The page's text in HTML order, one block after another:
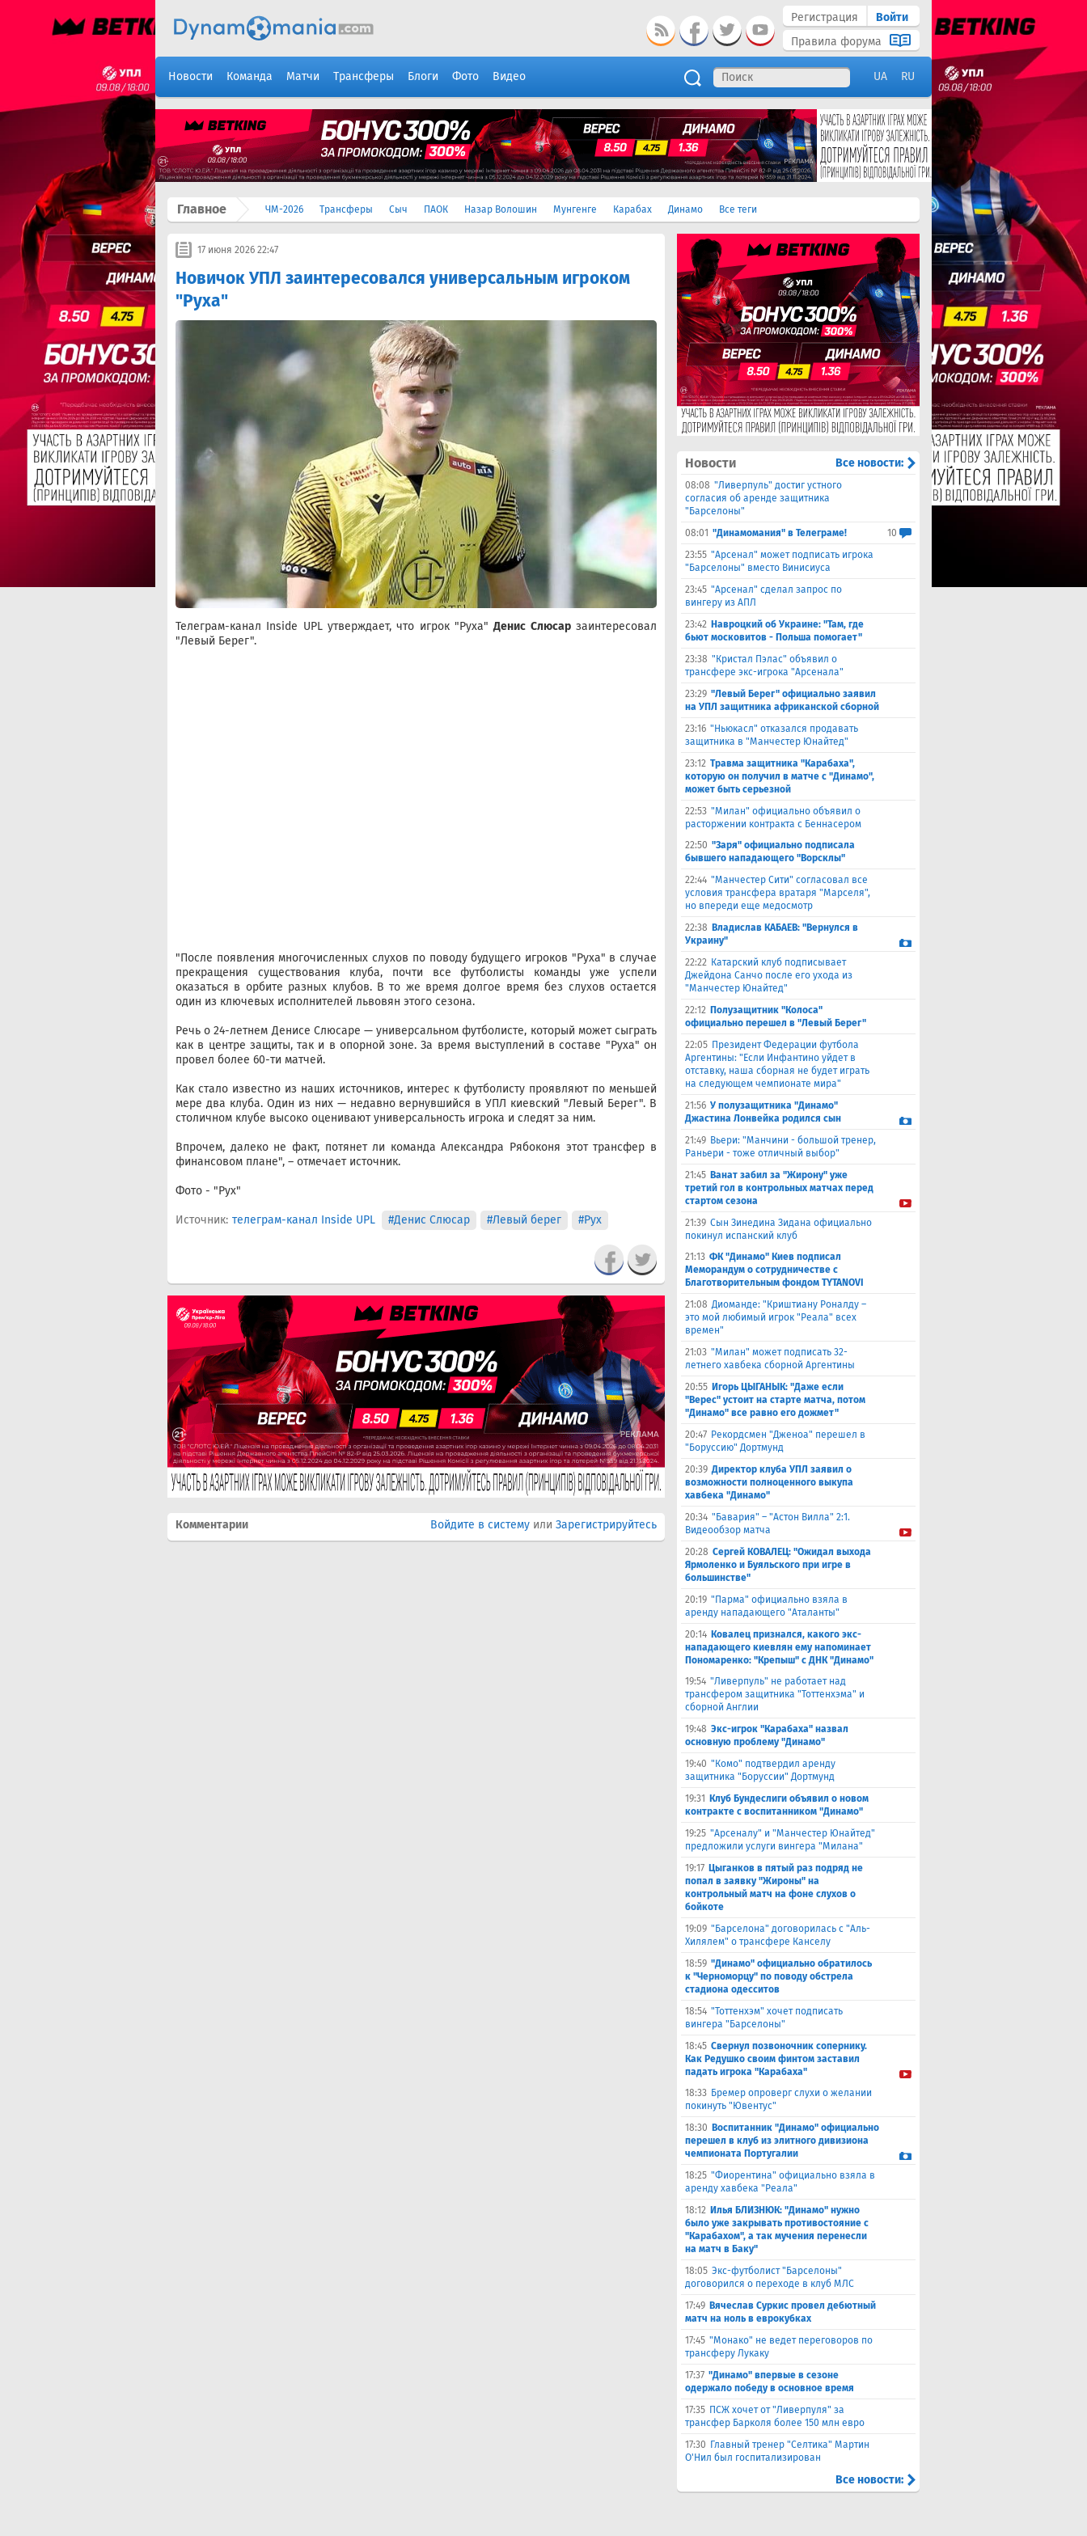
Регистрация
Войти
Правила форума
Новости Команда Матчи Трансферы Блоги Фото Видео UA RU
Главное ЧМ-2026 Трансферы Сыч ПАОК Назар Волошин Мунгенге Карабах Динамо Все теги
17 июня 2026 22:47
Новичок УПЛ заинтересовался универсальным игроком
"Руха"
Телеграм-канал Inside UPL утверждает, что игрок "Руха"Денис Слюсарзаинтересовал
"Левый Берег".
"После появления многочисленных слухов по поводу будущего игроков "Руха" в случае
прекращения существования клуба, почти все футболисты команды уже успели
оказаться в орбите разных клубов. В то же время долгое время без слухов остается
один из ключевых исполнителей львовян этого сезона.
Речь о 24-летнем Денисе Слюсаре — универсальном футболисте, который может сыграть
как в центре защиты, так и в опорной зоне. За время выступлений в составе "Руха" он
провел более 60-ти матчей.
Как стало известно из наших источников, интерес к футболисту проявляют по меньшей
мере два клуба. Один из них — недавно вернувшийся в УПЛ киевский "Левый Берег". В
столичном клубе высоко оценивают универсальность игрока и следят за ним.
Впрочем, далеко не факт, потянет ли команда Александра Рябоконя этот трансфер в
финансовом плане", – отмечает источник.
Фото - "Рух"
Источник: телеграм-канал Inside UPL #Денис Слюсар #Левый берег #Рух
Комментарии Войдите в систему или Зарегистрируйтесь
Новости Все новости:
08:08 "Ливерпуль" достиг устного
согласия об аренде защитника
"Барселоны"
08:01 "Динамомания" в Телеграме!
10
23:55 "Арсенал" может подписать игрока
"Барселоны" вместо Винисиуса
23:45 "Арсенал" сделал запрос по
вингеру из АПЛ
23:42 Навроцкий об Украине: "Там, где
бьют московитов - Польша помогает"
23:38 "Кристал Пэлас" объявил о
трансфере экс-игрока "Арсенала"
23:29 "Левый Берег" официально заявил
на УПЛ защитника африканской сборной
23:16 "Ньюкасл" отказался продавать
защитника в "Манчестер Юнайтед"
23:12 Травма защитника "Карабаха",
которую он получил в матче с "Динамо",
может быть серьезной
22:53 "Милан" официально объявил о
расторжении контракта с Беннасером
22:50 "Заря" официально подписала
бывшего нападающего "Ворсклы"
22:44 "Манчестер Сити" согласовал все
условия трансфера вратаря "Марселя",
но впереди еще медосмотр
22:38 Владислав КАБАЕВ: "Вернулся в
Украину"
22:22 Катарский клуб подписывает
Джейдона Санчо после его ухода из
"Манчестер Юнайтед"
22:12 Полузащитник "Колоса"
официально перешел в "Левый Берег"
22:05 Президент Федерации футбола
Аргентины: "Если Инфантино уйдет в
отставку, наша сборная не будет играть
на следующем чемпионате мира"
21:56 У полузащитника "Динамо"
Джастина Лонвейка родился сын
21:49 Вьери: "Манчини - большой тренер,
Раньери - тоже отличный выбор"
21:45 Ванат забил за "Жирону" уже
третий гол в контрольных матчах перед
стартом сезона
21:39 Сын Зинедина Зидана официально
покинул испанский клуб
21:13 ФК "Динамо" Киев подписал
Меморандум о сотрудничестве с
Благотворительным фондом TYTANOVI
21:08 Диоманде: "Криштиану Роналду –
это мой любимый игрок "Реала" всех
времен"
21:03 "Милан" может подписать 32-
летнего хавбека сборной Аргентины
20:55 Игорь ЦЫГАНЫК: "Даже если
"Верес" устоит на старте матча, потом
"Динамо" все равно его дожмет"
20:47 Рекордсмен "Дженоа" перешел в
"Боруссию" Дортмунд
20:39 Директор клуба УПЛ заявил о
возможности полноценного выкупа
хавбека "Динамо"
20:34 "Бавария" – "Астон Вилла" 2:1.
Видеообзор матча
20:28 Сергей КОВАЛЕЦ: "Ожидал выхода
Ярмоленко и Буяльского при игре в
большинстве"
20:19 "Парма" официально взяла в
аренду нападающего "Аталанты"
20:14 Ковалец признался, какого экс-
нападающего киевлян ему напоминает
Пономаренко: "Крепыш" с ДНК "Динамо"
19:54 "Ливерпуль" не работает над
трансфером защитника "Тоттенхэма" и
сборной Англии
19:48 Экс-игрок "Карабаха" назвал
основную проблему "Динамо"
19:40 "Комо" подтвердил аренду
защитника "Боруссии" Дортмунд
19:31
Клуб Бундеслиги объявил о новом
контракте с воспитанником "Динамо"
19:25 "Арсеналу" и "Манчестер Юнайтед"
предложили услуги вингера "Милана"
19:17 Цыганков в пятый раз подряд не
попал в заявку "Жироны" на
контрольный матч на фоне слухов о
бойкоте
19:09 "Барселона" договорилась с "Аль-
Хилялем" о трансфере Канселу
18:59 "Динамо" официально обратилось
к "Черноморцу" по поводу обстрела
стадиона одесситов
18:54 "Тоттенхэм" хочет подписать
вингера "Барселоны"
18:45 Свернул позвоночник сопернику.
Как Редушко своим финтом заставил
падать игрока "Карабаха"
18:33 Бремер опроверг слухи о желании
покинуть "Ювентус"
18:30 Воспитанник "Динамо" официально
перешел в клуб из элитного дивизиона
чемпионата Португалии
18:25 "Фиорентина" официально взяла в
аренду хавбека "Реала"
18:12 Илья БЛИЗНЮК: "Динамо" нужно
было уже закрывать противостояние с
"Карабахом", а так мучения перенесли
на матч в Баку"
18:05 Экс-футболист "Барселоны"
договорился о переходе в клуб МЛС
17:49 Вячеслав Суркис провел дебютный
матч на ноль в еврокубках
17:45 "Монако" не ведет переговоров по
трансферу Лукаку
17:37 "Динамо" впервые в сезоне
одержало победу в основное время
17:35 ПСЖ хочет от "Ливерпуля" за
трансфер Барколя более 150 млн евро
17:30 Главный тренер "Селтика" Мартин
О'Нил был госпитализирован
Все новости: